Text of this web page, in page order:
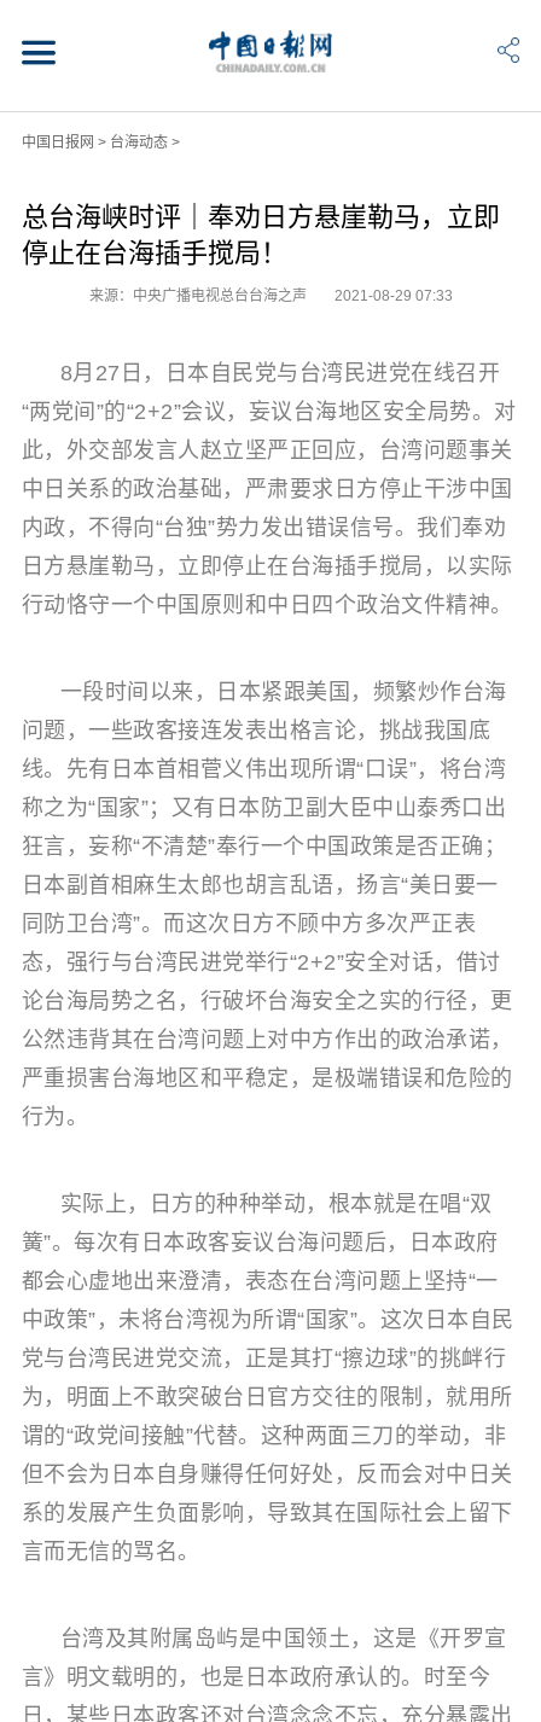
中国日报网 > 台海动态>
总台海峡时评｜奉劝日方悬崖勒马，立即
停止在台海插手搅局！
来源：中央广播电视总台台海之声 2021-08-29 07:33
8月27日，日本自民党与台湾民进党在线召开
“两党间”的“2+2”会议，妄议台海地区安全局势。对
此，外交部发言人赵立坚严正回应，台湾问题事关
中日关系的政治基础，严肃要求日方停止干涉中国
内政，不得向“台独”势力发出错误信号。我们奉劝
日方悬崖勒马，立即停止在台海插手搅局，以实际
行动恪守一个中国原则和中日四个政治文件精神。
一段时间以来，日本紧跟美国，频繁炒作台海
问题，一些政客接连发表出格言论，挑战我国底
线。先有日本首相菅义伟出现所谓“口误”，将台湾
称之为“国家”；又有日本防卫副大臣中山泰秀口出
狂言，妄称“不清楚”奉行一个中国政策是否正确；
日本副首相麻生太郎也胡言乱语，扬言“美日要一
同防卫台湾”。而这次日方不顾中方多次严正表
态，强行与台湾民进党举行“2+2”安全对话，借讨
论台海局势之名，行破坏台海安全之实的行径，更
公然违背其在台湾问题上对中方作出的政治承诺，
严重损害台海地区和平稳定，是极端错误和危险的
行为。
实际上，日方的种种举动，根本就是在唱“双
簧”。每次有日本政客妄议台海问题后，日本政府
都会心虚地出来澄清，表态在台湾问题上坚持“一
中政策”，未将台湾视为所谓“国家”。这次日本自民
党与台湾民进党交流，正是其打“擦边球”的挑衅行
为，明面上不敢突破台日官方交往的限制，就用所
谓的“政党间接触”代替。这种两面三刀的举动，非
但不会为日本自身赚得任何好处，反而会对中日关
系的发展产生负面影响，导致其在国际社会上留下
言而无信的骂名。
台湾及其附属岛屿是中国领土，这是《开罗宣
言》明文载明的，也是日本政府承认的。时至今
日，某些日本政客还对台湾念念不忘，充分暴露出